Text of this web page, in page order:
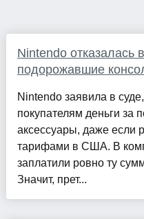
Nintendo отказалась
подорожавшие
Nintendo заявила в
покупателям деньги за
аксессуары, даже если
тарифами в США. В
заплатили ровно ту
Значит, прет...